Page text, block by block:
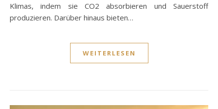
Klimas, indem sie CO2 absorbieren und Sauerstoff
produzieren. Darüber hinaus bieten…
WEITERLESEN